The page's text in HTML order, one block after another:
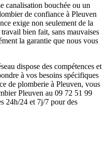
canalisation bouchée ou un
de confiance à Pleuven
exige non seulement de la
bien fait, sans mauvaises
la garantie que nous vous
dispose des compétences et
à vos besoins spécifiques
de plomberie à Pleuven, vous
Pleuven au 09 72 51 99
24h/24 et 7j/7 pour des